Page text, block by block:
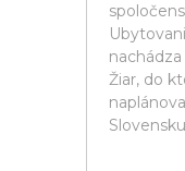
Žiar, do